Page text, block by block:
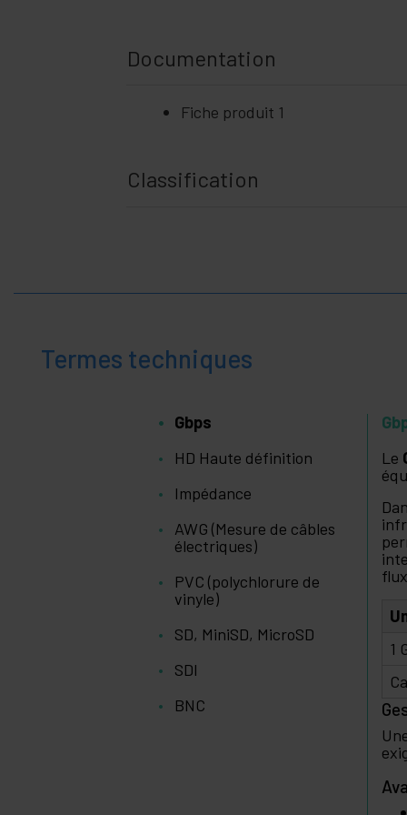
Documentation
Fiche produit 1
Classification
Termes techniques
Gbps
HD Haute définition
Impédance
AWG (Mesure de câbles
électriques)
PVC (polychlorure de
vinyle)
SD, MiniSD, MicroSD
SDI
BNC
Le
1